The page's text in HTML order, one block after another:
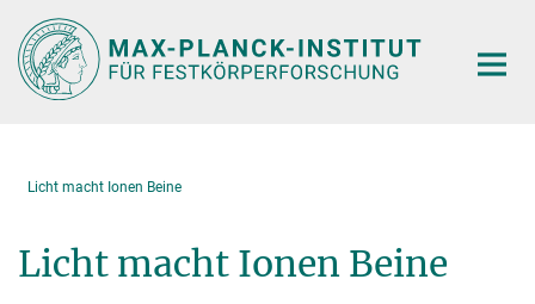
Hauptinhalt
Licht macht Ionen Beine
Licht macht Ionen Beine